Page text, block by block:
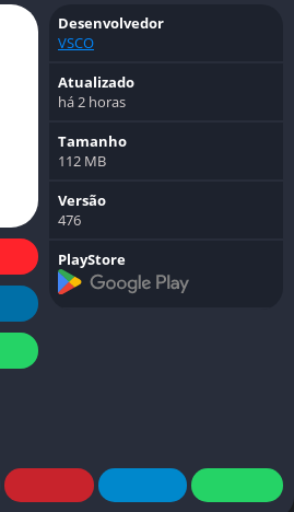
Desenvolvedor
VSCO
Atualizado
há 2 horas
Tamanho
112 MB
Versão
476
PlayStore